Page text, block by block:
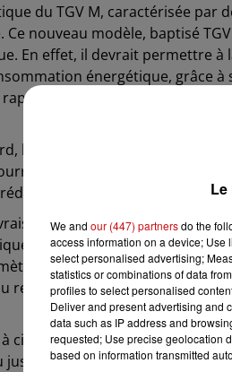
du TGV M, caractérisée
Ce nouveau modèle, baptisé
En effet, il devrait permettre à
énergétique, grâce
aux TGV duplex actuels.
le TGV M vise une meilleure
accueillir jusqu'à 740
les émissions de CO2
ont été enregistrés pour
de Paris. Actuellement,
à ce jour. Malgré cela, le
respect du calendrier, avec
cinq rames devraient être en
2027, où douze
We and our (447) partnersdo the
access information on a device;
select personalised advertising;
statistics or combinations of data
profiles to select personalised
Deliver and present advertising and
data such as IP address and
requested; Use precise geolocation
based on information transmitted